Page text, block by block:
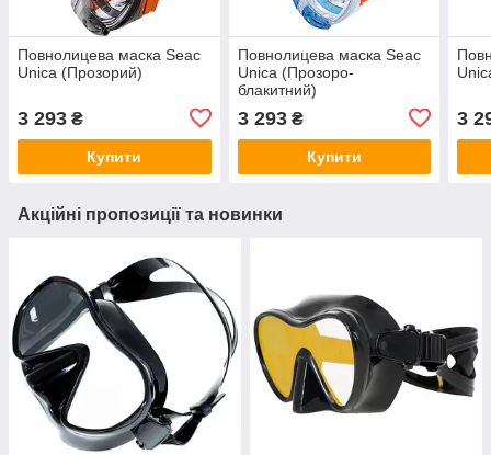
Повнолицева маска Seac
Unica (Прозорий)
3 293 ₴
Купити
Повнолицева маска Seac
Unica (Прозоро-
блакитний)
3 293₴
Купити
3
Акційні пропозиції та новинки